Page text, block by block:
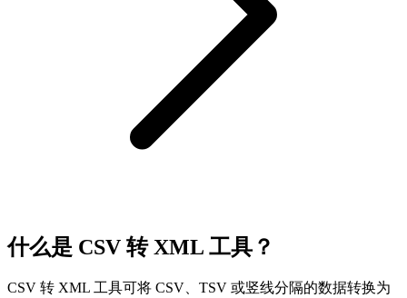
什么是 CSV 转 XML 工具？
CSV 转 XML 工具可将 CSV、TSV 或竖线分隔的数据转换为